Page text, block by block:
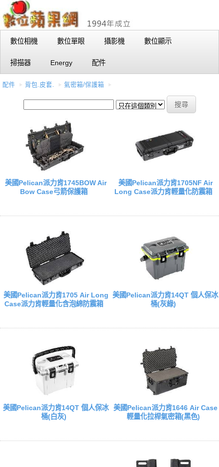
數位相機 數位單眼 攝影機 數位顯示
掃描器 Energy 配件
配件 背包.皮套. 氣密箱/保護箱
美國Pelican派力肯1745BOW Air
Bow Case弓箭保護箱
美國Pelican派力肯1705NF Air
Long Case派力肯輕量化防震箱
美國Pelican派力肯1705 Air Long
Case派力肯輕量化含泡綿防震箱
美國Pelican派力肯14QT 個人保冰
桶(灰綠)
美國Pelican派力肯14QT 個人保冰
桶(白灰)
美國Pelican派力肯1646 Air Case
輕量化拉桿氣密箱(黑色)